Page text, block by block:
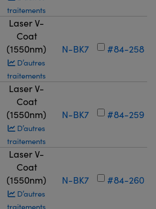
traitements
Laser V-
Coat
(1550nm)
D’autres
traitements
N-BK7 #84-258
Laser V-
Coat
(1550nm)
D’autres
traitements
N-BK7 #84-259
Laser V-
Coat
(1550nm)
D’autres
N-BK7 #84-260